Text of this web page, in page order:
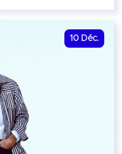
10 Déc.